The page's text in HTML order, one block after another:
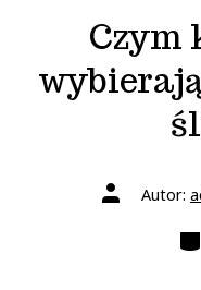
Czym
Autor
wpisuAutor: